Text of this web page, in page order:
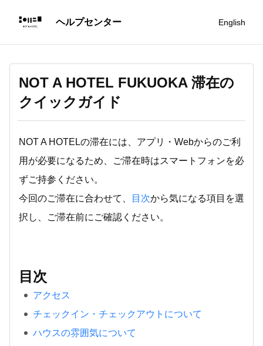
English
NOT A HOTEL FUKUOKA 滞在の
クイックガイド
NOT A HOTELの滞在には、アプリ・Webからのご利
用が必要になるため、ご滞在時はスマートフォンを必
ずご持参ください。
今回のご滞在に合わせて、
目次から気になる項目を選
択し、ご滞在前にご確認ください。
目次
アクセス
チェックイン・チェックアウトについて
ハウスの雰囲気について